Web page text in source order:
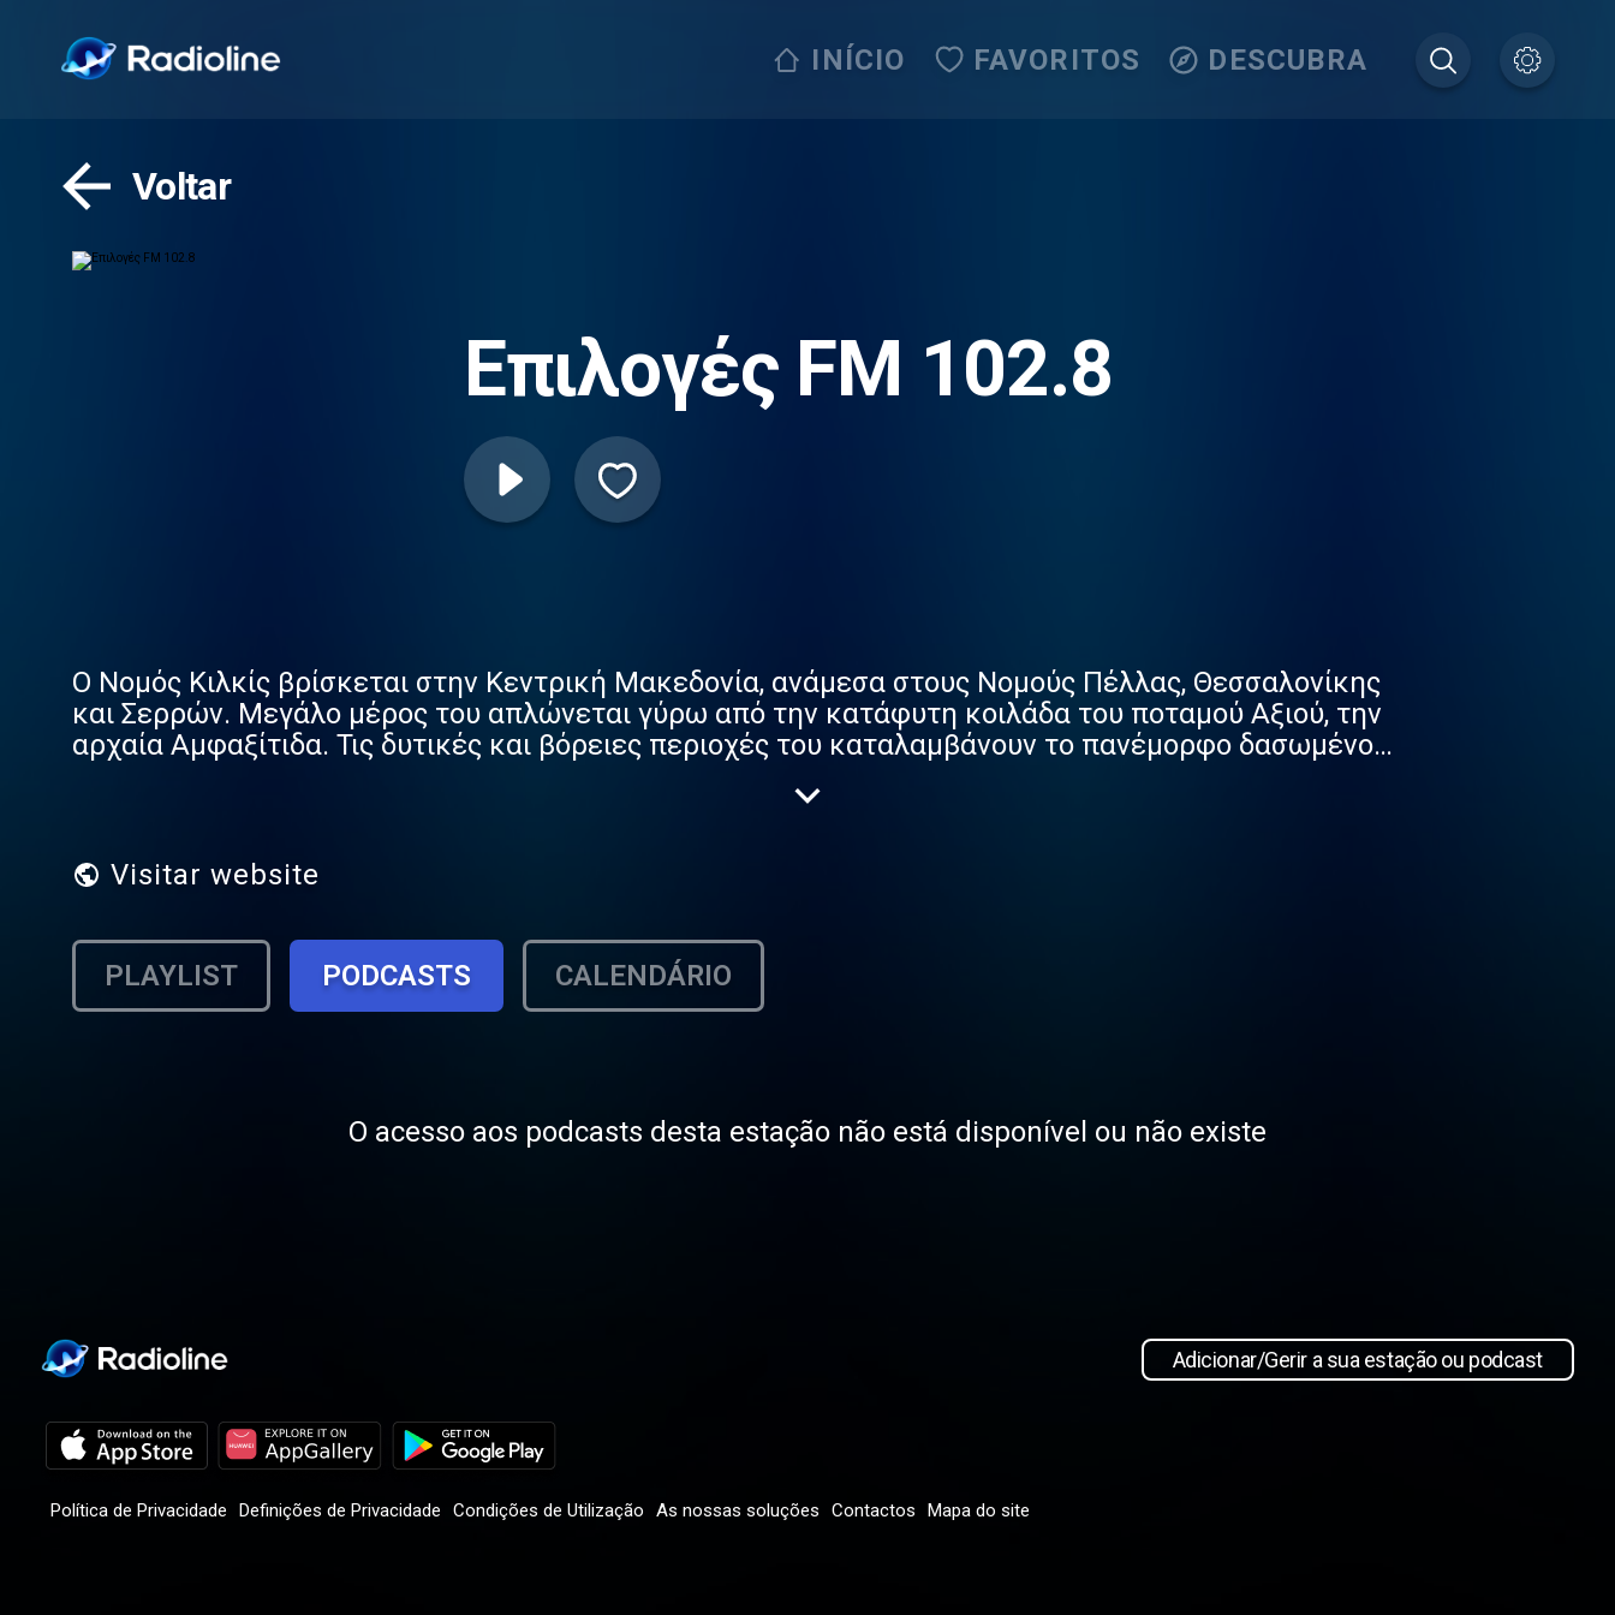
INÍCIO FAVORITOS DESCUBRA
Voltar
Επιλογές FM 102.8
Ο Νομός Κιλκίς βρίσκεται στην Κεντρική Μακεδονία, ανάμεσα στους Νομούς Πέλλας, Θεσσαλονίκης
και Σερρών. Μεγάλο μέρος του απλώνεται γύρω από την κατάφυτη κοιλάδα του ποταμού Αξιού, την
αρχαία Αμφαξίτιδα. Τις δυτικές και βόρειες περιοχές του καταλαμβάνουν το πανέμορφο δασωμένο
αποτελεί, επίσης, ένα σύνορο και ταυτόχρονα έναν πλούσιο υδροβιότοπο με σπάνια είδη πουλιών και
του Χαλκού και του Σιδήρου. Προϊστορικοί οικισμοί και διάσπαρτοι τάφοι έχουν δώσει σημαντικά
Visitar website
PLAYLIST PODCASTS CALENDÁRIO
O acesso aos podcasts desta estação não está disponível ou não existe
Adicionar/Gerir a sua estação ou podcast
Política de Privacidade Definições de Privacidade Condições de Utilização As nossas soluções Contactos Mapa do site